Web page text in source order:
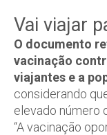
Vai viajar
O documento
vacinação
viajantes e a
considerando
elevado número
“A vacinação